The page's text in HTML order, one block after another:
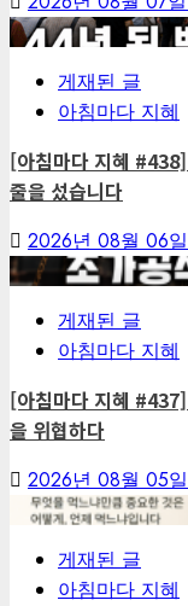
5
게재된 글
아침마다 지혜
[아침마다 지혜
줄을 섰습니다
2026년 08월 06일
6
게재된 글
아침마다 지혜
[아침마다 지혜
을 위협하다
2026년 08월 05일
게재된 글
아침마다 지혜